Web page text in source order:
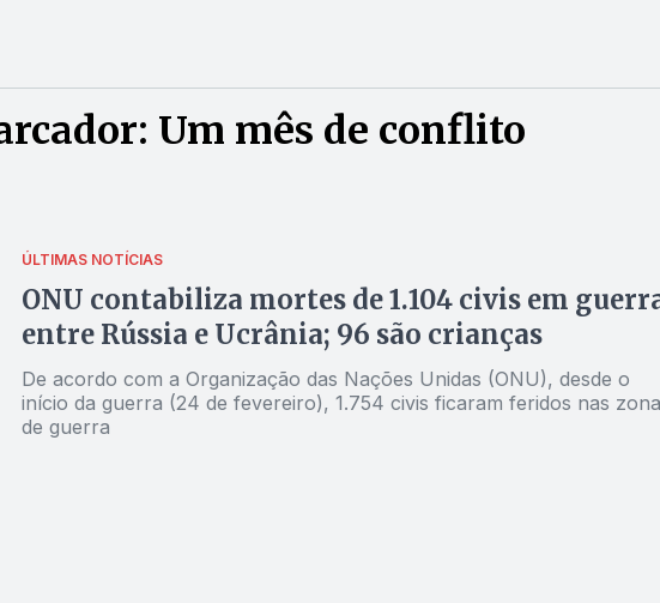
Um mês de conflito
ÚLTIMAS NOTÍCIAS
ONU contabiliza mortes de 1.104 civis em
entre Rússia e Ucrânia; 96 são crianças
De acordo com a Organização das Nações Unidas (ONU), desde o
início da guerra (24 de fevereiro), 1.754 civis ficaram feridos nas
de guerra